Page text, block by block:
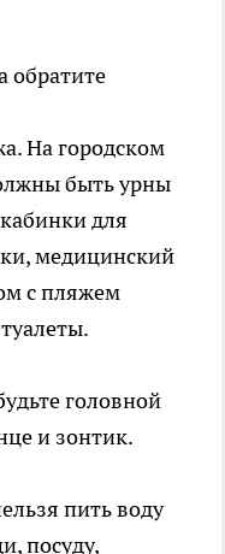
обратите
На городском
быть урны
для
медицинский
с пляжем
головной
и зонтик.
пить воду
посуду,